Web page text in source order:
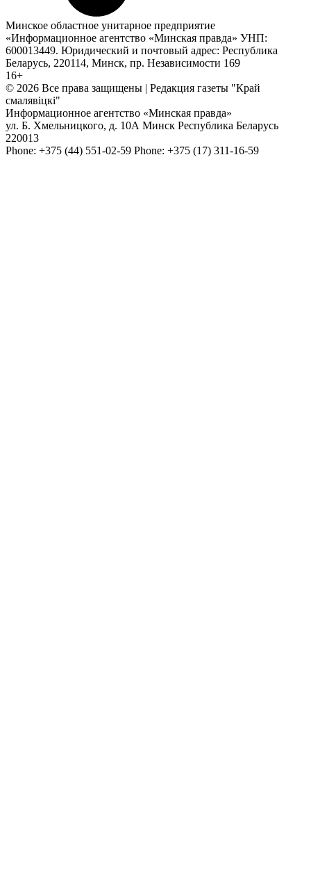
Минское областное унитарное предприятие
«Информационное агентство «Минская правда» УНП:
600013449. Юридический и почтовый адрес: Республика
Беларусь, 220114, Минск, пр. Независимости 169
16+
© 2026 Все права защищены | Редакция газеты "Край
смалявiцкi"
Информационное агентство «Минская правда»
ул. Б. Хмельницкого, д. 10А Минск Республика Беларусь
220013
Phone: +375 (44) 551-02-59 Phone: +375 (17) 311-16-59